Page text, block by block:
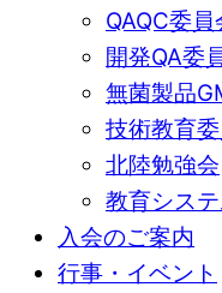
QAQC委員
開発QA委
無菌製品
技術教育
北陸勉強会
教育シス
入会のご案内
行事・イベント